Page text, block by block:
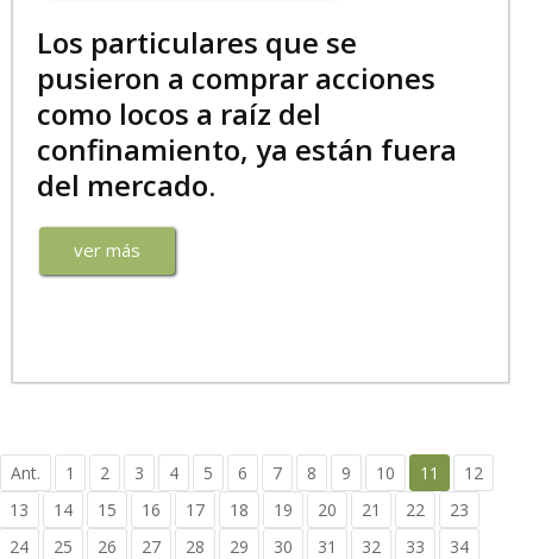
Los particulares que se
pusieron a comprar acciones
como locos a raíz del
confinamiento, ya están fuera
del mercado.
ver más
Ant. 1 2 3 4 5 6 7 8 9 10 11
12
13
14 15 16 17 18 19 20 21 22
23
24
25 26 27 28 29 30 31 32 33
34